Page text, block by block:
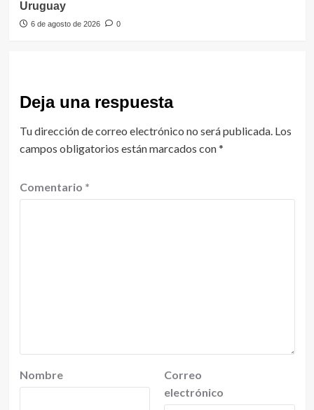
Uruguay
6 de agosto de 2026 0
Deja una respuesta
Tu dirección de correo electrónico no será publicada. Los
campos obligatorios están marcados con*
Comentario *
Nombre
Correo
electrónico